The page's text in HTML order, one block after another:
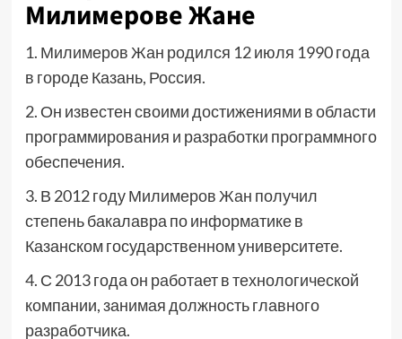
Милимерове Жане
1. Милимеров Жан родился 12 июля 1990 года
в городе Казань, Россия.
2. Он известен своими достижениями в области
программирования и разработки программного
обеспечения.
3. В 2012 году Милимеров Жан получил
степень бакалавра по информатике в
Казанском государственном университете.
4. С 2013 года он работает в технологической
компании, занимая должность главного
разработчика.